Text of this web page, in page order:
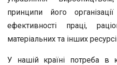
принципи його
ефективності праці,
матеріальних та інших
У нашій країні потреба в